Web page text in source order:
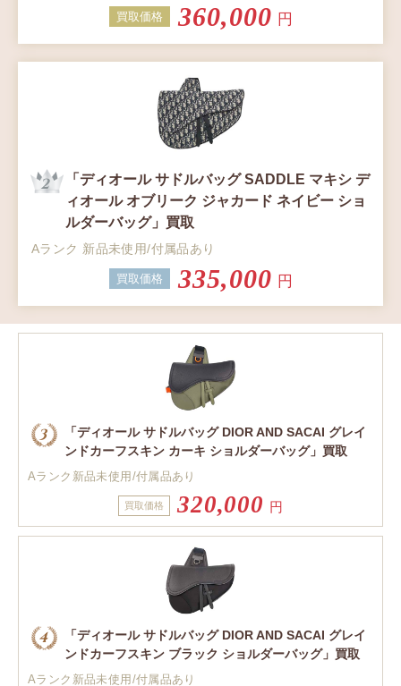
買取価格 360,000 円
「ディオール サドルバッグ SADDLE マキシ デ
ィオール オブリーク ジャカード ネイビー ショ
ルダーバッグ」買取
Aランク 新品未使用/付属品あり
買取価格 335,000 円
「ディオール サドルバッグ DIOR AND SACAI グレイ
ンドカーフスキン カーキ ショルダーバッグ」買取
Aランク新品未使用/付属品あり
買取価格 320,000 円
「ディオール サドルバッグ DIOR AND SACAI グレイ
ンドカーフスキン ブラック ショルダーバッグ」買取
Aランク新品未使用/付属品あり